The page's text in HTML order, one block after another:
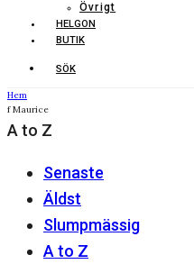
Övrigt
HELGON
BUTIK
SÖK
Hem
f Maurice
A to Z
Senaste
Äldst
Slumpmässig
A to Z